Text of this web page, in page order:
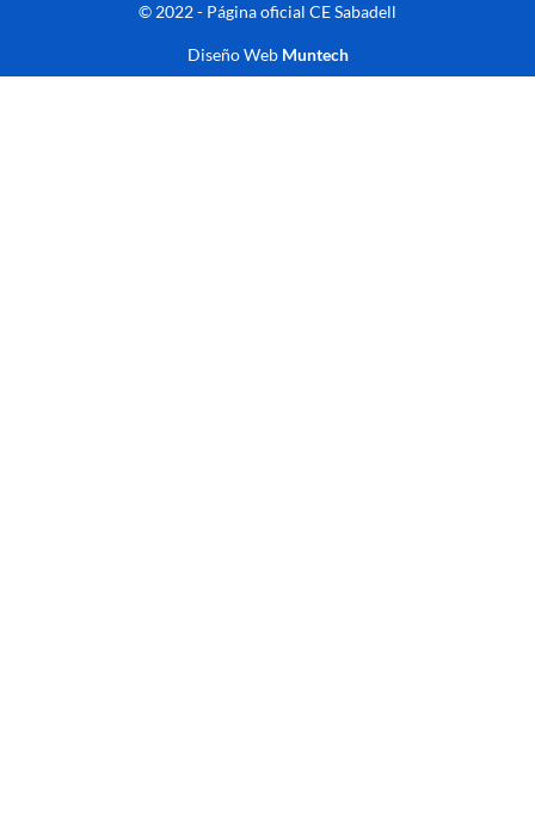
© 2022 - Página oficial CE Sabadell
Diseño Web Muntech